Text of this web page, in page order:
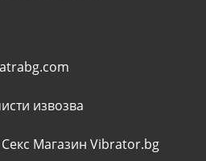
извозва
Секс Магазин Vibrator.bg